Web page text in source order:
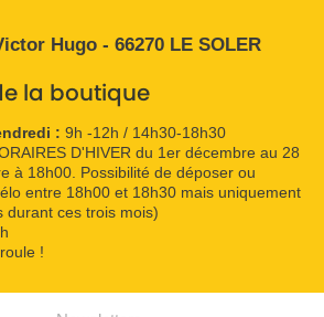
Hugo - 66270 LE SOLER
la boutique
: 9h -12h / 14h30-18h30
D'HIVER du 1er décembre au 28
à 18h00. Possibilité de déposer ou
entre 18h00 et 18h30 mais uniquement
durant ces trois mois)
!